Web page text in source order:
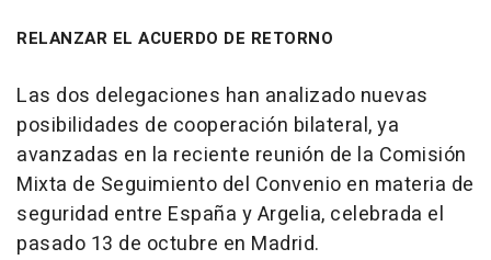
RELANZAR EL ACUERDO DE RETORNO
Las dos delegaciones han analizado nuevas
posibilidades de cooperación bilateral, ya
avanzadas en la reciente reunión de la Comisión
Mixta de Seguimiento del Convenio en materia de
seguridad entre España y Argelia, celebrada el
pasado 13 de octubre en Madrid.